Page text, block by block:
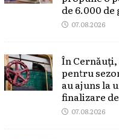
de 6.000 de
07.08.2026
În
pentru
au ajuns la
finalizare de
07.08.2026